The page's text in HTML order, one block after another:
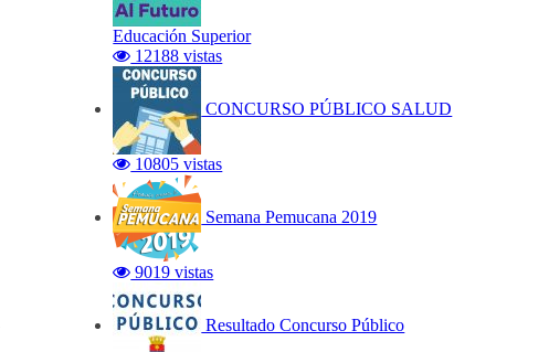
Educación Superior
12188 vistas
CONCURSO PÚBLICO SALUD
10805 vistas
Semana Pemucana 2019
9019 vistas
Resultado Concurso Público